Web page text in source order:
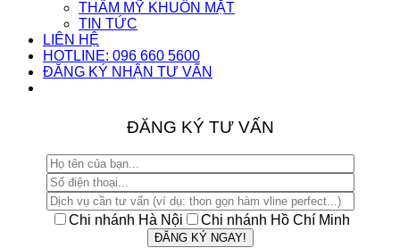
THẨM MỸ KHUÔN MẶT
TIN TỨC
LIÊN HỆ
HOTLINE: 096 660 5600
ĐĂNG KÝ NHẬN TƯ VẤN
ĐĂNG KÝ TƯ VẤN
Chi nhánh Hà Nội Chi nhánh Hồ Chí Minh